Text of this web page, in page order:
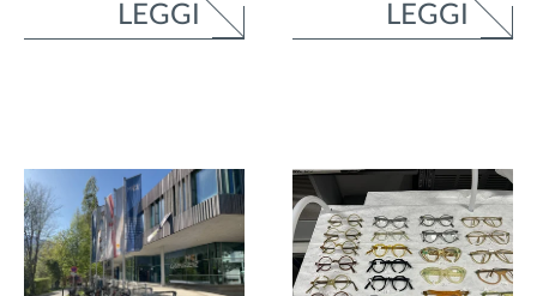
LEGGI LEGGI